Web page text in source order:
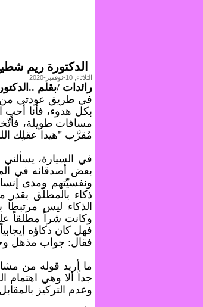
الدكتورة ريم
الثلاثاء, 10-نوفمبر-2020
رائدات /بقلم
في طريق عودتي من
بكل هدوء، فأنا أحب
مسافات طويلة،
مُقرَّب "هيدا عقلِك
في السيارة،
ونفسيّتهم ومدى
ذكاء بالمطلَق بقدر
الذكاء ليس
وكانت شراً مطلقاً
فهل كان ذكاؤه
فقال: جواب مذهل
ما أريد قوله من
جداً ألا وهي اهتمام
وعدم التركيز